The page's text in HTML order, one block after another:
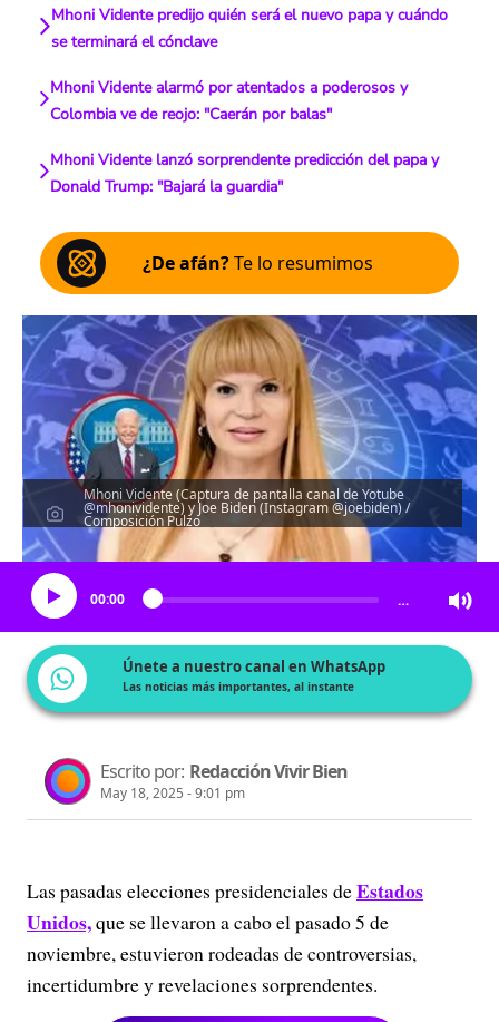
Mhoni Vidente predijo quién será el nuevo papa y cuándo
se terminará el cónclave
Mhoni Vidente alarmó por atentados a poderosos y
Colombia ve de reojo: "Caerán por balas"
Mhoni Vidente lanzó sorprendente predicción del papa y
Donald Trump: "Bajará la guardia"
¿De afán?Te lo resumimos
Mhoni Vidente (Captura de pantalla canal de Yotube
@mhonividente) y Joe Biden (Instagram @joebiden) /
Composición Pulzo
Escucha el artículo
00:00 …
Únete a nuestro canal en WhatsApp
Las noticias más importantes, al instante
Escrito por: Redacción Vivir Bien
May 18, 2025 - 9:01 pm
Las pasadas elecciones presidenciales deEstados
Unidos,que se llevaron a cabo el pasado 5 de
noviembre, estuvieron rodeadas de controversias,
incertidumbre y revelaciones sorprendentes.